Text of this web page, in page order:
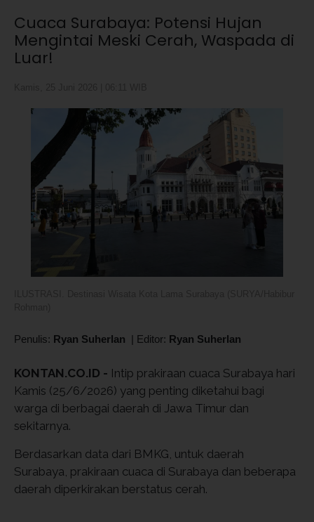
Cuaca Surabaya: Potensi Hujan
Mengintai Meski Cerah, Waspada di
Luar!
Penulis: Ryan Suherlan | Editor: Ryan Suherlan
KONTAN.CO.ID - Intip prakiraan cuaca Surabaya hari
Kamis (25/6/2026) yang penting diketahui bagi
warga di berbagai daerah di Jawa Timur dan
sekitarnya.
Berdasarkan data dari BMKG, untuk daerah
Surabaya, prakiraan cuaca di Surabaya dan beberapa
daerah diperkirakan berstatus cerah.